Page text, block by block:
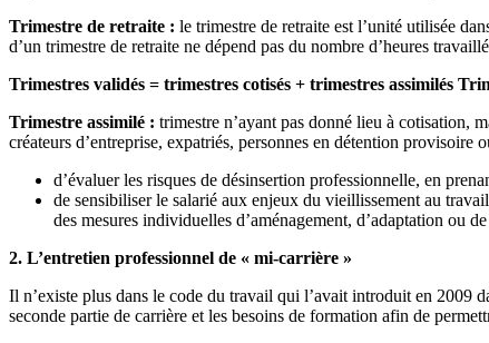
Trimestre de retraite : le trimestre de retraite est l’unité utilisée
d’un trimestre de retraite ne dépend pas du nombre d’heures
Trimestres validés = trimestres cotisés + trimestres assimilés
Trimestre assimilé : trimestre n’ayant pas donné lieu à cotisation,
créateurs d’entreprise, expatriés, personnes en détention provisoire
d’évaluer les risques de désinsertion professionnelle, en
de sensibiliser le salarié aux enjeux du vieillissement au
des mesures individuelles d’aménagement, d’adaptation ou
2. L’entretien professionnel de « mi-carrière »
Il n’existe plus dans le code du travail qui l’avait introduit en 2009
seconde partie de carrière et les besoins de formation afin de